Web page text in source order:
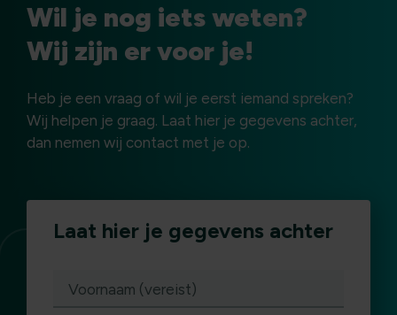
Wil je nog iets weten?
Wij zijn er voor je!
Heb je een vraag of wil je eerst iemand spreken?
Wij helpen je graag. Laat hier je gegevens achter,
dan nemen wij contact met je op.
Laat hier je gegevens achter
Voornaam (vereist)